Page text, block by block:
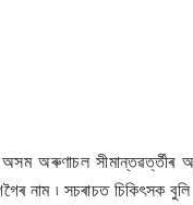
অৰুণাচল
নাম ৷ সচৰাচত চিকিৎসক